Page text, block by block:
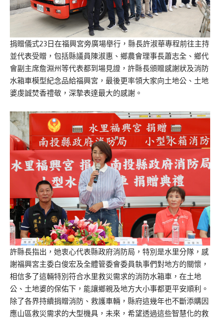
捐贈儀式23日在福興宮旁廣場舉行，縣長許淑華專程前往主持
並代表受贈，包括縣議員陳淑惠、鄉農會理事長蕭志全、鄉代
會副主席詹淵州等代表都到場見證，許縣長頒贈感謝狀及消防
水箱車模型紀念品給福興宮，最後更率領大家向土地公、土地
婆虔誠焚香禮敬，深摯表達最大的感謝。
許縣長指出，她衷心代表縣政府消防局，特別是水里分隊，感
謝福興宮主委白俊宏及全體管委會委員執事們對地方的關懷，
相信多了這輛特別符合水里救災需求的消防水箱車，在土地
公、土地婆的保佑下，能讓鄉親及地方大小事都更平安順利。
除了各界持續捐贈消防、救護車輛，縣府這幾年也不斷添購因
應山區救災需求的大型機具，未來，希望透過這些智慧化的救